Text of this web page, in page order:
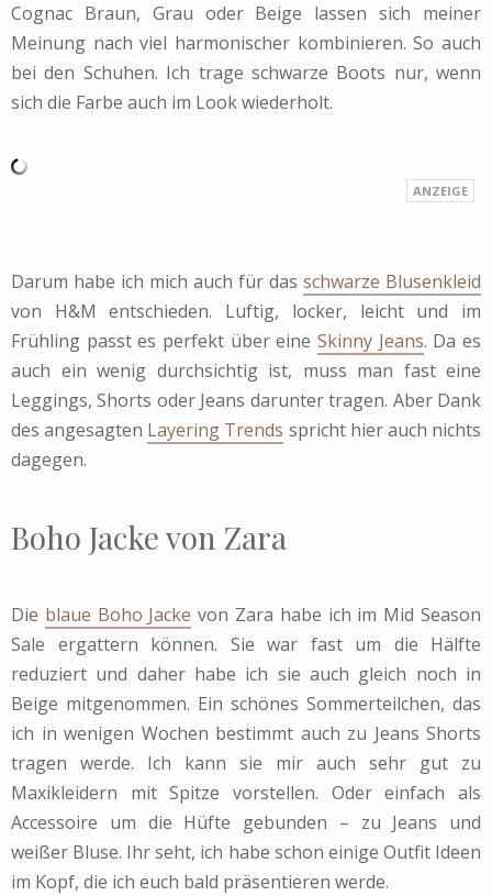
Cognac Braun, Grau oder Beige lassen sich meiner
Meinung nach viel harmonischer kombinieren. So auch
bei den Schuhen. Ich trage schwarze Boots nur, wenn
sich die Farbe auch im Look wiederholt.
Darum habe ich mich auch für das schwarze Blusenkleid
von H&M entschieden. Luftig, locker, leicht und im
Frühling passt es perfekt über eine Skinny Jeans. Da es
auch ein wenig durchsichtig ist, muss man fast eine
Leggings, Shorts oder Jeans darunter tragen. Aber Dank
des angesagten Layering Trends spricht hier auch nichts
dagegen.
Boho Jacke von Zara
Die blaue Boho Jacke von Zara habe ich im Mid Season
Sale ergattern können. Sie war fast um die Hälfte
reduziert und daher habe ich sie auch gleich noch in
Beige mitgenommen. Ein schönes Sommerteilchen, das
ich in wenigen Wochen bestimmt auch zu Jeans Shorts
tragen werde. Ich kann sie mir auch sehr gut zu
Maxikleidern mit Spitze vorstellen. Oder einfach als
Accessoire um die Hüfte gebunden – zu Jeans und
weißer Bluse. Ihr seht, ich habe schon einige Outfit Ideen
im Kopf, die ich euch bald präsentieren werde.